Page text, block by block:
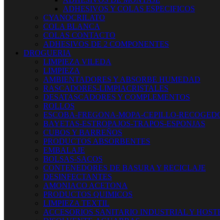
ADHESIVOS Y COLAS ESPECIFICOS
CYANOCRILATO
COLA BLANCA
COLAS CONTACTO
ADHESIVOS DE 2 COMPONENTES
DROGUERIA
LIMPIEZA VILEDA
LIMPIEZA
AMBIENTADORES Y ABSORBE HUMEDAD
RASCADORES-LIMPIACRISTALES
DESATASCADORES Y COMPLEMENTOS
ROLLOS
ESCOBA-FREGONA-MOPA-CEPILLO-
BAYETAS-ESTROPAJOS-TRAPOS-ESPONJAS
CUBOS Y BARREÑOS
PRODUCTOS ABSORBENTES
EMBALAJE
BOLSAS-SACOS
CONTENEDORES DE BASURA Y RECICLAJE
DESINFECTANTES
AMONIACO ACETONA
PRODUCTOS QUIMICOS
LIMPIEZA TEXTIL
ACCESORIOS SANITARIO INDUSTRIAL Y